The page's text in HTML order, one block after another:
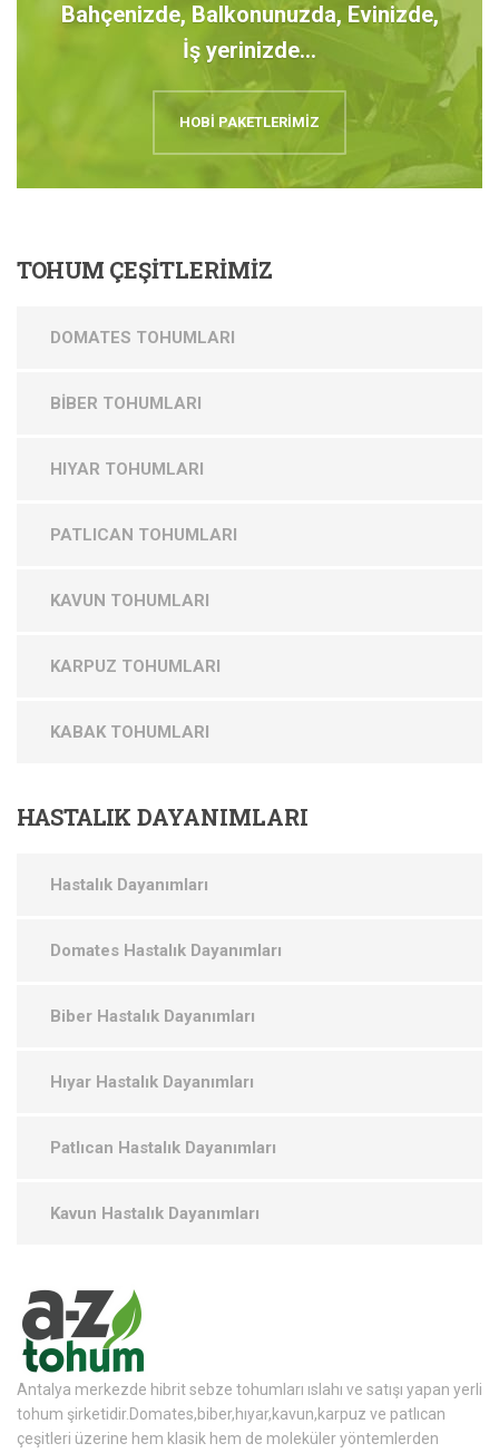
Bahçenizde, Balkonunuzda, Evinizde,
İş yerinizde...
HOBİ PAKETLERİMİZ
TOHUM ÇEŞİTLERİMİZ
DOMATES TOHUMLARI
BİBER TOHUMLARI
HIYAR TOHUMLARI
PATLICAN TOHUMLARI
KAVUN TOHUMLARI
KARPUZ TOHUMLARI
KABAK TOHUMLARI
HASTALIK DAYANIMLARI
Hastalık Dayanımları
Domates Hastalık Dayanımları
Biber Hastalık Dayanımları
Hıyar Hastalık Dayanımları
Patlıcan Hastalık Dayanımları
Kavun Hastalık Dayanımları
Antalya merkezde hibrit sebze tohumları ıslahı ve satışı yapan yerli
tohum şirketidir.Domates,biber,hıyar,kavun,karpuz ve patlıcan
çeşitleri üzerine hem klasik hem de moleküler yöntemlerden